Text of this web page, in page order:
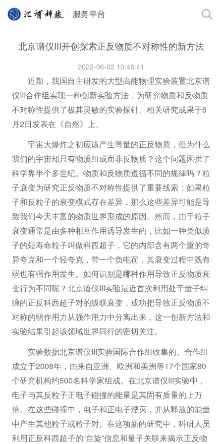
北京谱仪III开创探索正反物质不对称性的新方法
2022-06-02 10:48:41
近期，我国自主研发的大型高能物理实验装置北京谱
仪III合作组实现一种创新实验方法，为研究物质和反物质
不对称性提供了极其灵敏的实验探针。相关研究成果于6
月2日发表在《自然》上。
宇宙大爆炸之初应该产生等量的正反物质，但为什么
我们的宇宙却只有物质组成而非反物质？这个问题困扰了
科学界半个多世纪。物质和反物质遵循不同的规律吗？粒
子衰变为研究正反物质不对称性提供了重要线索：如果粒
子和反粒子的衰变模式存在差异，那么这些差异可能是导
致我们今天丰富的物质世界形成的原因。然而，由于粒子
衰变通常是由多种相互作用诱导发生的，比如一种类似质
子的短寿命粒子叫做科西超子，它的内部含有两个重的奇
异夸克和一个轻夸克，带一个负电荷，其衰变过程中既有
弱也有强作用发生。如何识别是哪种作用导致正反物质衰
变行为不同呢？北京谱仪III实验最近首次利用处于量子纠
缠的正反科西超子对的级联衰变，成功把导致正反物质不
对称的弱作用力从强作用力中分离出来，这一创新方法和
实验结果引起该领域世界同行的密切关注。
实验数据北京谱仪III实验国际合作组收集的。合作组
成立于2008年，由来自亚洲、欧洲和美洲等17个国家80
个研究机构约500名科学家组成。在北京谱仪III实验中，
电子与其反粒子正电子碰撞的能量是其固有质量的上万
倍。在这些碰撞中，电子和正电子湮灭，并从释放的能量
中产生其他粒子或粒子对。在这项新的研究中，科研人员
利用正反科西超子的“自旋”信息和量子关联来揭示正反物